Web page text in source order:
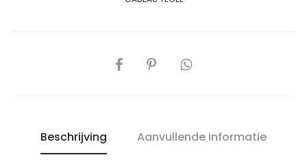
DEEL
Beschrijving Aanvullende informatie